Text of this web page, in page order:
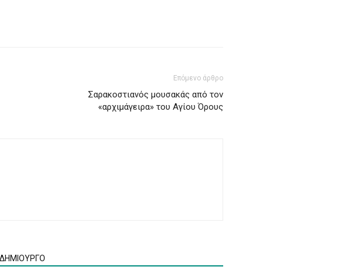
Επόμενο άρθρο
Σαρακοστιανός μουσακάς από τον
«αρχιμάγειρα» του Αγίου Όρους